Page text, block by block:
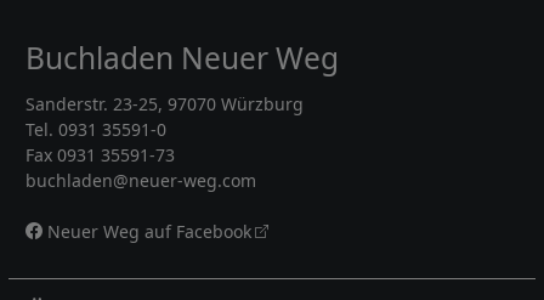
Buchladen Neuer Weg
Sanderstr. 23-25, 97070 Würzburg
Tel. 0931 35591-0
Fax 0931 35591-73
buchladen@neuer-weg.com
Neuer Weg auf Facebook